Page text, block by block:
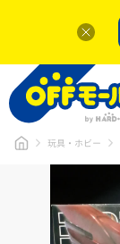
玩具・ホビー